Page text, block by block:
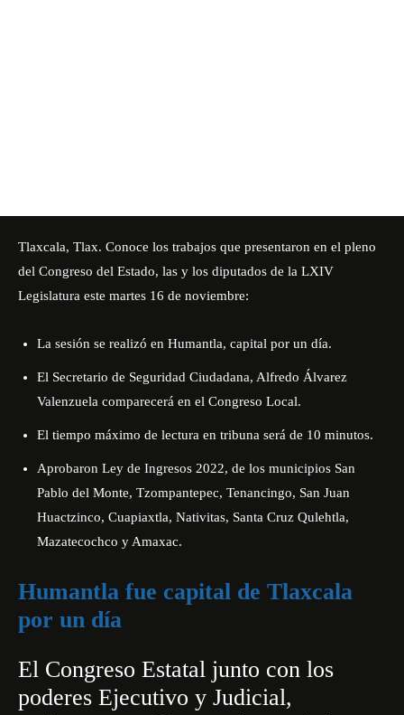
Tlaxcala, Tlax. Conoce los trabajos que presentaron en el pleno
del Congreso del Estado, las y los diputados de la LXIV
Legislatura este martes 16 de noviembre:
La sesión se realizó en Humantla, capital por un día.
El Secretario de Seguridad Ciudadana, Alfredo Álvarez
Valenzuela comparecerá en el Congreso Local.
El tiempo máximo de lectura en tribuna será de 10 minutos.
Aprobaron Ley de Ingresos 2022, de los municipios San
Pablo del Monte, Tzompantepec, Tenancingo, San Juan
Huactzinco, Cuapiaxtla, Nativitas, Santa Cruz Qulehtla,
Mazatecochco y Amaxac.
Humantla fue capital de Tlaxcala
por un día
El Congreso Estatal junto con los
poderes Ejecutivo y Judicial,